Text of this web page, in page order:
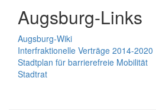
Augsburg-Links
Augsburg-Wiki
Interfraktionelle Verträge 2014-2020
Stadtplan für barrierefreie Mobilität
Stadtrat